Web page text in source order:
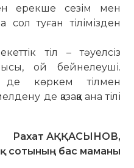
ерекше сезім мен
сол туған тілімізден
тіл – тәуелсіз
ой бейнелеуші.
көркем тілмен
де қазаққа ана тілі
Рахат АҚҚАСЫНОВ,
сотының бас маманы